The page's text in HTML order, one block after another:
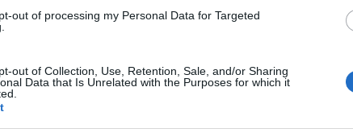
out of processing my Personal Data for Targeted
out of Collection, Use, Retention, Sale, and/or Sharing
Data that Is Unrelated with the Purposes for which it